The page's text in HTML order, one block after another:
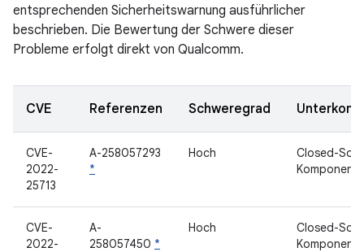
entsprechenden Sicherheitswarnung ausführlicher
beschrieben. Die Bewertung der Schwere dieser
Probleme erfolgt direkt von Qualcomm.
CVE Referenzen Schweregrad
CVE-
2022-
25713
A-258057293
*
Hoch
Closed-
Komponente
CVE-
2022-
A-
258057450 *
Hoch
Closed-
Komponente